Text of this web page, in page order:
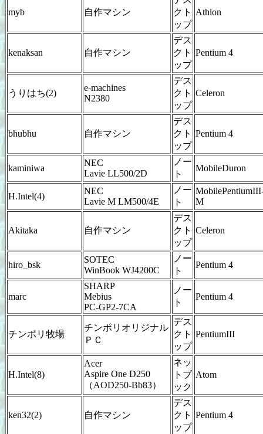
myb 自作マシン
クト
ップ
Athlon
kenaksan 自作マシン
デス
クト
ップ
Pentium 4
うりはち(2)
e-machines
N2380
デス
クト
ップ
Celeron
bhubhu 自作マシン
デス
クト
ップ
Pentium 4
kaminiwa
NEC
Lavie LL500/2D
ノー
ト
MobileDuron
H.Intel(4)
NEC
Lavie M LM500/4E
ノー
ト
M
Akitaka 自作マシン
デス
クト
ップ
Celeron
hiro_bsk
SOTEC
WinBook WJ4200C
ノー
ト
Pentium 4
marc
SHARP
Mebius
PC-GP2-7CA
ノー
ト
Pentium 4
チンポリ牧場
チンポリオリジナル
ＰＣ
デス
クト
ップ
PentiumIII
H.Intel(8)
Acer
Aspire One D250
（AOD250-Bb83）
ネッ
トブ
ック
Atom
ken32(2) 自作マシン
デス
クト
ップ
Pentium 4